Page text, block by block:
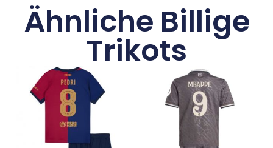
Ähnliche Billige
Trikots